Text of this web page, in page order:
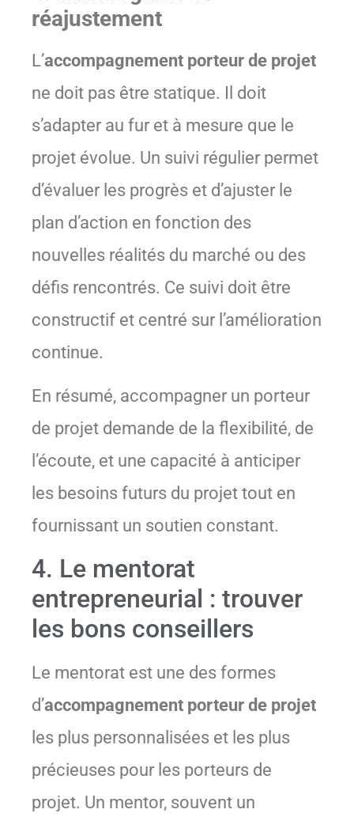
réajustement
L’accompagnement porteur de projet
ne doit pas être statique. Il doit
s’adapter au fur et à mesure que le
projet évolue. Un suivi régulier permet
d’évaluer les progrès et d’ajuster le
plan d’action en fonction des
nouvelles réalités du marché ou des
défis rencontrés. Ce suivi doit être
constructif et centré sur l’amélioration
continue.
En résumé, accompagner un porteur
de projet demande de la flexibilité, de
l’écoute, et une capacité à anticiper
les besoins futurs du projet tout en
fournissant un soutien constant.
4. Le mentorat
entrepreneurial : trouver
les bons conseillers
Le mentorat est une des formes
d’accompagnement porteur de projet
les plus personnalisées et les plus
précieuses pour les porteurs de
projet. Un mentor, souvent un